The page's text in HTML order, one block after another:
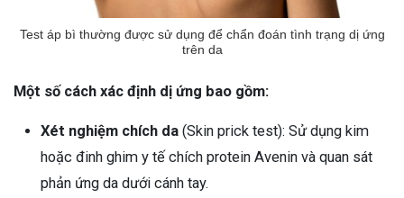
Test áp bì thường được sử dụng để chẩn đoán tình trạng dị ứng
trên da
Một số cách xác định dị ứng bao gồm:
Xét nghiệm chích da (Skin prick test): Sử dụng kim
hoặc đinh ghim y tế chích protein Avenin và quan sát
phản ứng da dưới cánh tay.